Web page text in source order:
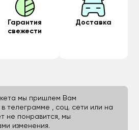
Гарантия
свежести
Доставка
мы пришлем Вам
телеграмме , соц. сети или на
не понравится, мы
изменения.